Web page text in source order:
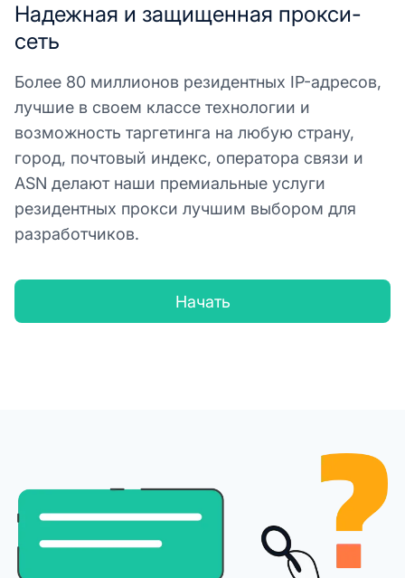
Надежная и защищенная прокси-
сеть
Более 80 миллионов резидентных IP-адресов,
лучшие в своем классе технологии и
возможность таргетинга на любую страну,
город, почтовый индекс, оператора связи и
ASN делают наши премиальные услуги
резидентных прокси лучшим выбором для
разработчиков.
Начать